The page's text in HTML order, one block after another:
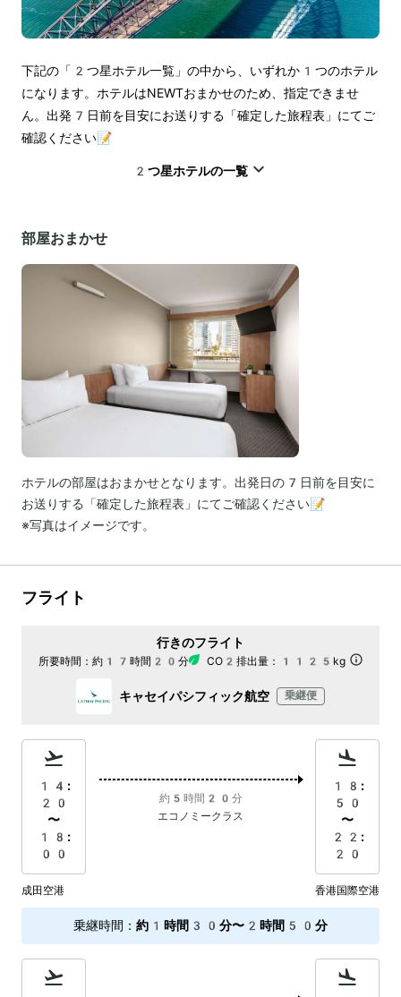
下記の「2つ星ホテル一覧」の中から、いずれか1つのホテル
になります。ホテルはNEWTおまかせのため、指定できませ
ん。出発7日前を目安にお送りする「確定した旅程表」にてご
確認ください📝
2つ星ホテルの一覧
部屋おまかせ
ホテルの部屋はおまかせとなります。出発日の7日前を目安に
お送りする「確定した旅程表」にてご確認ください📝
※写真はイメージです。
フライト
行きのフライト
所要時間： 約17時間20分 CO2排出量： 1125kg
キャセイパシフィック航空 乗継便
14:
20
〜
18:
00
約5時間20分
エコノミークラス
18:
50
〜
22:
20
成田空港 香港国際空港
乗継時間 ： 約1時間30分〜2時間50分